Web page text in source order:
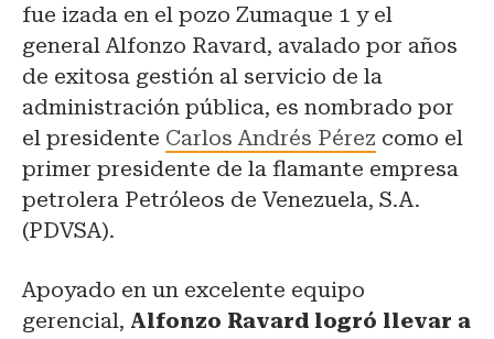
fue izada en el pozo Zumaque 1 y el
general Alfonzo Ravard, avalado por años
de exitosa gestión al servicio de la
administración pública, es nombrado por
el presidente Carlos Andrés Pérez como el
primer presidente de la flamante empresa
petrolera Petróleos de Venezuela, S.A.
(PDVSA).
Apoyado en un excelente equipo
gerencial, Alfonzo Ravard logró llevar a